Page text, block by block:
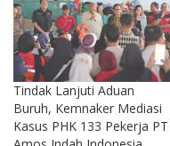
Tindak Lanjuti Aduan
Buruh, Kemnaker Mediasi
Kasus PHK 133 Pekerja PT